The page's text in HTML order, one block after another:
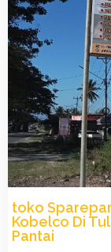
toko
Kobelco Di
Pantai